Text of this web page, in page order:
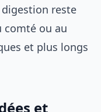
reste
comté ou au
et plus longs
et